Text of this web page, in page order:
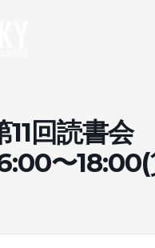
11回読書
〜